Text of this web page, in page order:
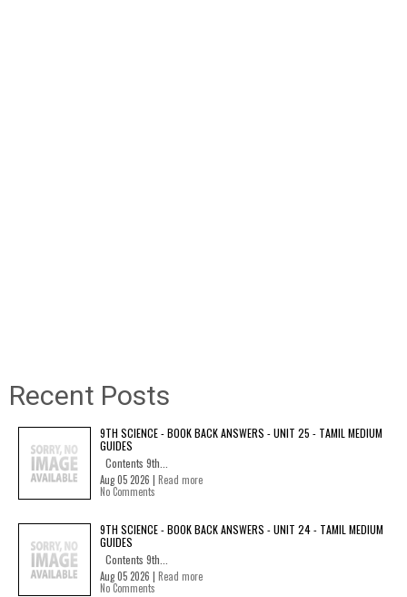
Recent Posts
9TH SCIENCE - BOOK BACK ANSWERS - UNIT 25 - TAMIL MEDIUM
GUIDES
Contents 9th...
Aug 05 2026 | Read more
No Comments
9TH SCIENCE - BOOK BACK ANSWERS - UNIT 24 - TAMIL MEDIUM
GUIDES
Contents 9th...
Aug 05 2026 | Read more
No Comments